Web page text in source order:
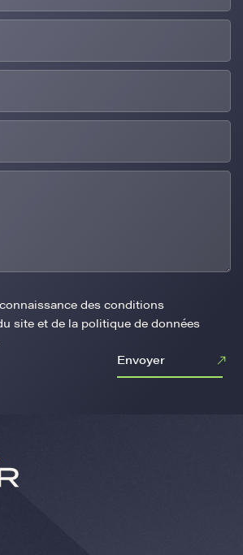
des conditions
site et de la politique de données
Envoyer